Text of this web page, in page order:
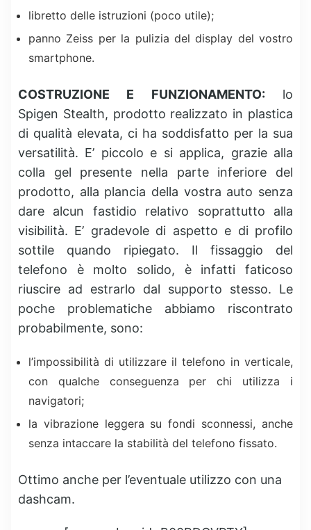
libretto delle istruzioni (poco utile);
panno Zeiss per la pulizia del display del vostro
smartphone.
COSTRUZIONE E FUNZIONAMENTO: lo
Spigen Stealth, prodotto realizzato in plastica
di qualità elevata, ci ha soddisfatto per la sua
versatilità. E’ piccolo e si applica, grazie alla
colla gel presente nella parte inferiore del
prodotto, alla plancia della vostra auto senza
dare alcun fastidio relativo soprattutto alla
visibilità. E’ gradevole di aspetto e di profilo
sottile quando ripiegato. Il fissaggio del
telefono è molto solido, è infatti faticoso
riuscire ad estrarlo dal supporto stesso. Le
poche problematiche abbiamo riscontrato
probabilmente, sono:
l’impossibilità di utilizzare il telefono in verticale,
con qualche conseguenza per chi utilizza i
navigatori;
la vibrazione leggera su fondi sconnessi, anche
senza intaccare la stabilità del telefono fissato.
Ottimo anche per l’eventuale utilizzo con una
dashcam.